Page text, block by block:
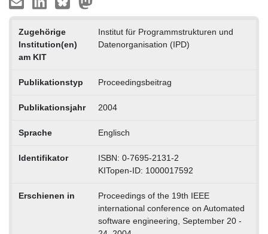
Zugehörige
Institution(en)
am KIT
Institut für Programmstrukturen und
Datenorganisation (IPD)
Publikationstyp Proceedingsbeitrag
Publikationsjahr 2004
Sprache Englisch
Identifikator
ISBN: 0-7695-2131-2
KITopen-ID: 1000017592
Erschienen in
Proceedings of the 19th IEEE
international conference on Automated
software engineering, September 20 -